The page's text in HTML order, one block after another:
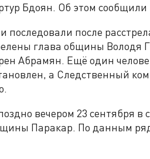
Бдоян. Об этом
после
глава общины Володя
Абрамян. Ещё один
а Следственный
вечером 23 сентября в
Паракар. По данным